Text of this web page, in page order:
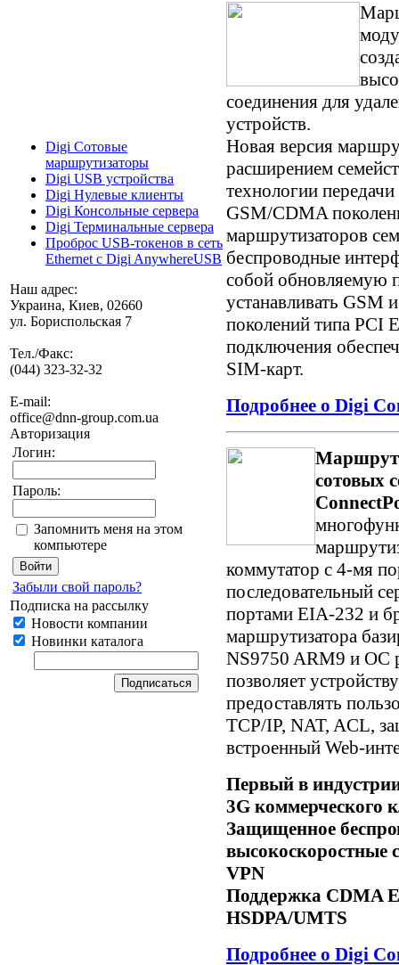
Digi Сотовые
маршрутизаторы
Digi USB устройства
Digi Нулевые клиенты
Digi Консольные сервера
Digi Терминальные сервера
Проброс USB-токенов в сеть
Ethernet с Digi AnywhereUSB
Наш адрес:
Украина, Киев, 02660
ул. Бориспольская 7
Тел./Факс:
(044) 323-32-32
E-mail:
office@dnn-group.com.ua
Авторизация
Логин:
Пароль:
Запомнить меня на этом
компьютере
Забыли свой пароль?
Подписка на рассылку
Новости компании
Новинки каталога
соединения для
устройств.
Новая версия
расширением
технологии
GSM/CDMA
маршрутизаторов
беспроводные
собой обновляемую
устанавливать
поколений типа PCI
подключения
SIM-карт.
Подробнее о Digi
сотовых
коммутатор с 4-мя
последовательный
портами EIA-232 и
маршрутизатора
NS9750 ARM9 и ОС
позволяет
предоставлять
TCP/IP, NAT, ACL,
встроенный Web-
Первый в
3G коммерческого
Защищенное
высокоскоростные
VPN
Поддержка CDMA
HSDPA/UMTS
Подробнее о Digi